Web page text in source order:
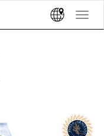
Toggle